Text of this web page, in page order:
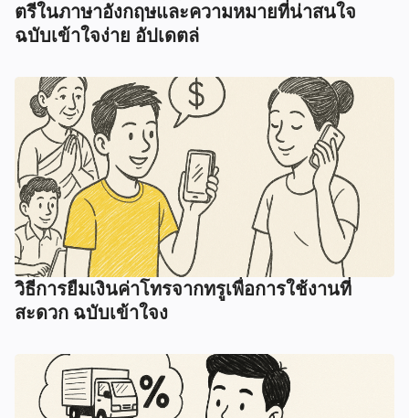
ตรีในภาษาอังกฤษและความหมายที่น่าสนใจ
ฉบับเข้าใจง่าย อัปเดตล่
วิธีการยืมเงินค่าโทรจากทรูเพื่อการใช้งานที่
สะดวก ฉบับเข้าใจง